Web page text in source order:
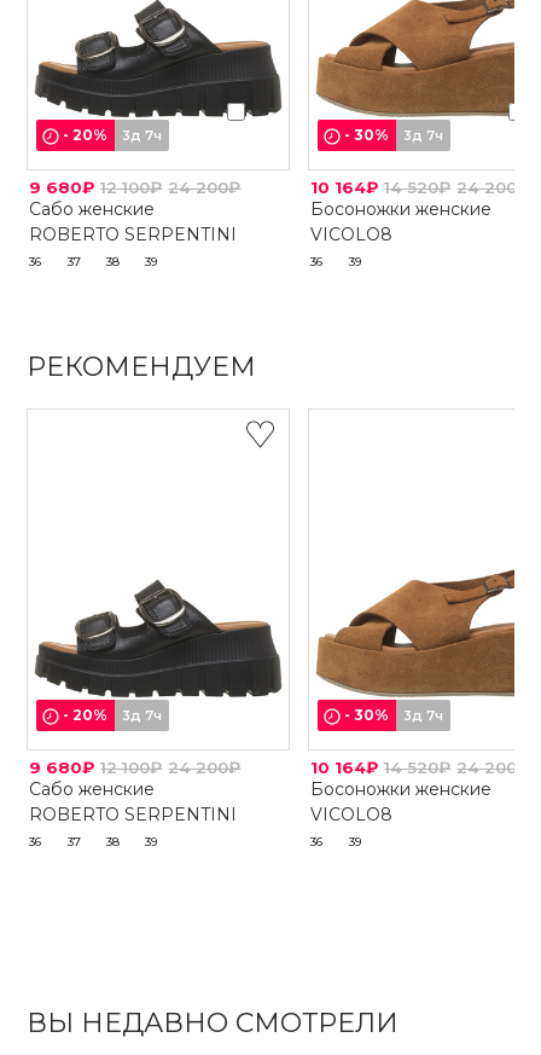
-20% 3д 7ч
9 680₽ 12 100₽ 24 200₽
Сабо женские
ROBERTO SERPENTINI
36 37 38 39
-30% 3д 7ч
10 164₽ 14 520₽ 24 200₽
Босоножки женские
VICOLO8
36 39
РЕКОМЕНДУЕМ
-20% 3д 7ч
9 680₽ 12 100₽ 24 200₽
Сабо женские
ROBERTO SERPENTINI
36 37 38 39
-30% 3д 7ч
10 164₽ 14 520₽ 24 200₽
Босоножки женские
VICOLO8
36 39
ВЫ НЕДАВНО СМОТРЕЛИ